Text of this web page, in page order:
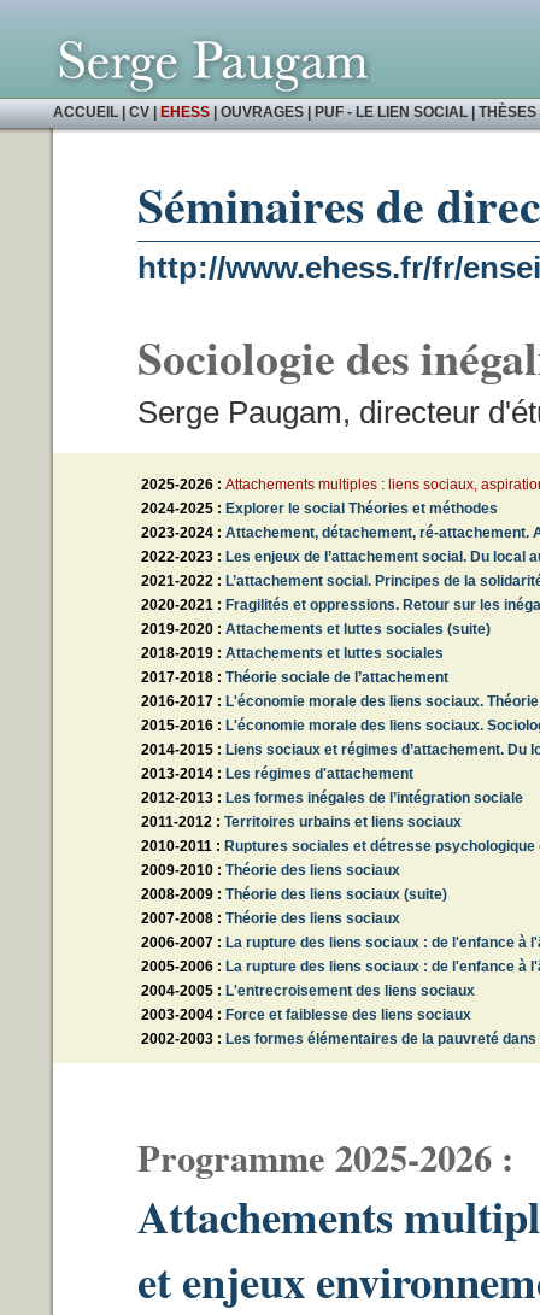
ACCUEIL|CV|EHESS|OUVRAGES|PUF - LE LIEN SOCIAL|THÈSES
Séminaires de
http://www.ehess.fr/fr/
Sociologie des
Serge Paugam, directeur
2025-2026 : Attachements multiples : liens sociaux,
2024-2025 : Explorer le social Théories et méthodes
2023-2024 : Attachement, détachement, ré-attachement.
2022-2023 : Les enjeux de l’attachement social. Du local
2021-2022 : L’attachement social. Principes de la
2020-2021 : Fragilités et oppressions. Retour sur les
2019-2020 : Attachements et luttes sociales (suite)
2018-2019 : Attachements et luttes sociales
2017-2018 : Théorie sociale de l’attachement
2016-2017 : L'économie morale des liens sociaux.
2015-2016 : L'économie morale des liens sociaux.
2014-2015 : Liens sociaux et régimes d’attachement. Du
2013-2014 : Les régimes d'attachement
2012-2013 : Les formes inégales de l’intégration sociale
2011-2012 : Territoires urbains et liens sociaux
2010-2011 : Ruptures sociales et détresse
2009-2010 : Théorie des liens sociaux
2008-2009 : Théorie des liens sociaux (suite)
2007-2008 : Théorie des liens sociaux
2006-2007 : La rupture des liens sociaux : de l'enfance à
2005-2006 : La rupture des liens sociaux : de l'enfance à
2004-2005 : L'entrecroisement des liens sociaux
2003-2004 : Force et faiblesse des liens sociaux
2002-2003 : Les formes élémentaires de la pauvreté
Programme 2025-2026 :
Attachements
et enjeux